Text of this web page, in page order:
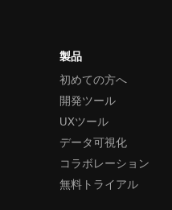
製品
初めての方へ
開発ツール
UXツール
データ可視化
コラボレーション
無料トライアル